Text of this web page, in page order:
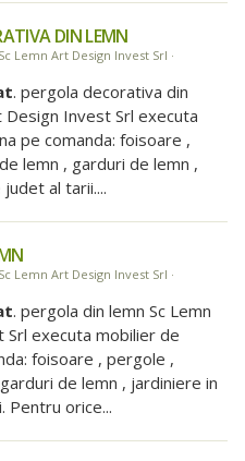
DIN LEMN
Lemn Art Design Invest Srl ·
. pergola decorativa din
Design Invest Srl executa
pe comanda: foisoare ,
lemn , garduri de lemn ,
al tarii....
Lemn Art Design Invest Srl ·
. pergola din lemn Sc Lemn
executa mobilier de
foisoare , pergole ,
de lemn , jardiniere in
Pentru orice...